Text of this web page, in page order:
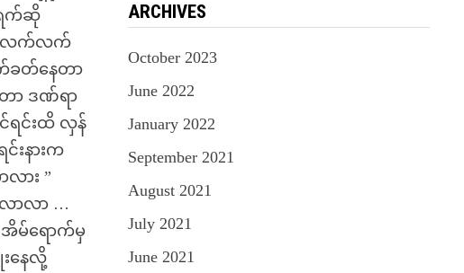
ရက်ဆို
င် လက်လက်
ခတ်နေတာ
ာ ဒဏ်ရာ
ရင်းထိ လှန်
းနားက
ား ”
လာလာ …
အိမ်ရောက်မှ
နေလို့
ARCHIVES
October 2023
June 2022
January 2022
September 2021
August 2021
July 2021
June 2021